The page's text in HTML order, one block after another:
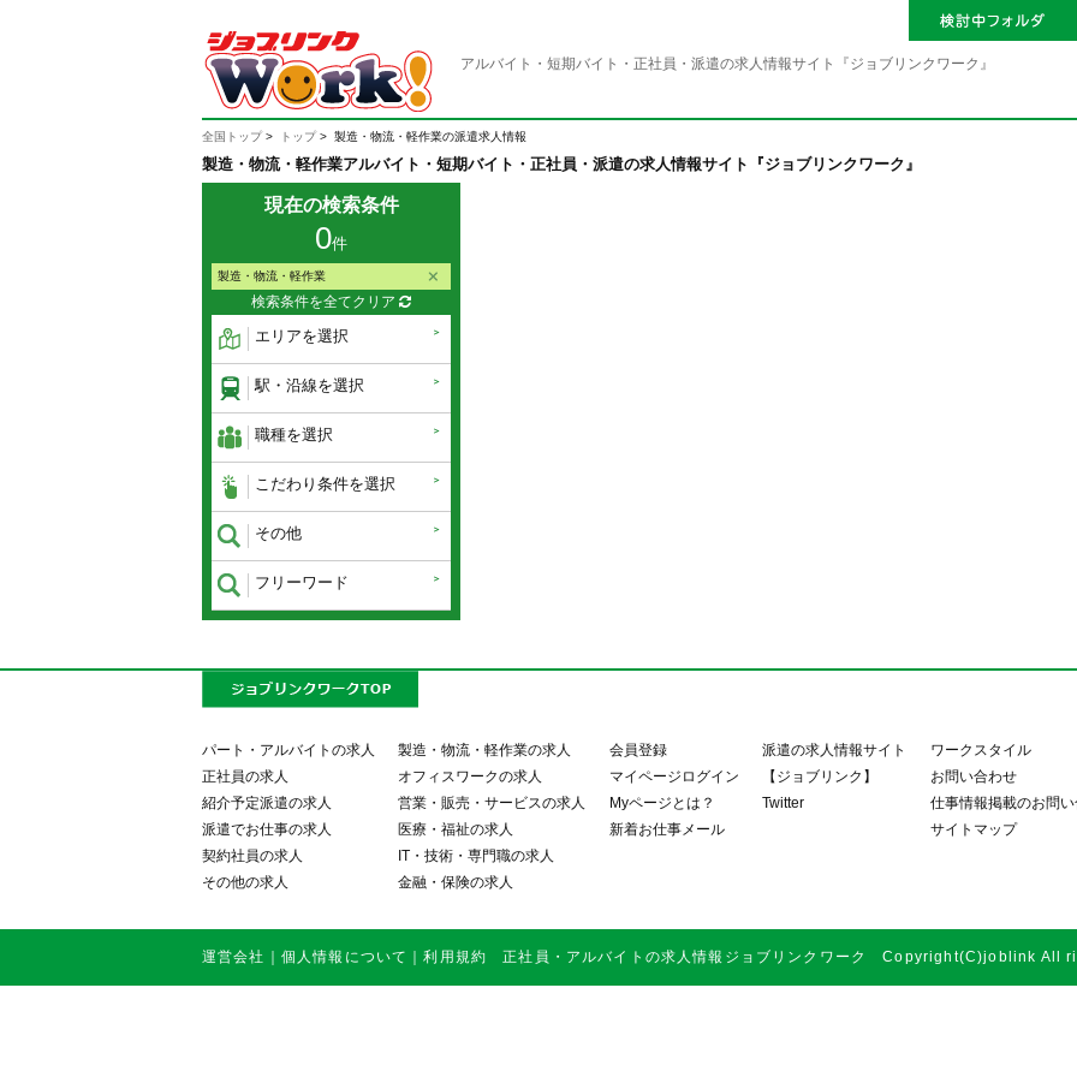
アルバイト・短期バイト・正社員・派遣の求人情報サイト『ジョブリンクワーク』
全国トップ トップ 製造・物流・軽作業の派遣求人情報
製造・物流・軽作業アルバイト・短期バイト・正社員・派遣の求人情報サイト『ジョブリンクワーク』
現在の検索条件
0件
製造・物流・軽作業
検索条件を全てクリア
エリアを選択
駅・沿線を選択
職種を選択
こだわり条件を選択
その他
フリーワード
パート・アルバイトの求人
正社員の求人
紹介予定派遣の求人
派遣でお仕事の求人
契約社員の求人
その他の求人
製造・物流・軽作業の求人
オフィスワークの求人
営業・販売・サービスの求人
医療・福祉の求人
IT・技術・専門職の求人
金融・保険の求人
会員登録
マイページログイン
Myページとは？
新着お仕事メール
派遣の求人情報サイト
【ジョブリンク】
Twitter
ワークスタイル
お問い合わせ
仕事情報掲載のお問
サイトマップ
運営会社 ｜ 個人情報について ｜利用規約 正社員・アルバイトの求人情報ジョブリンクワーク Copyright(C)joblink All